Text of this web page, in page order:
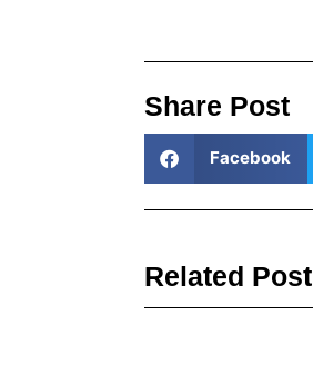
Share Post
Facebook
Related Post